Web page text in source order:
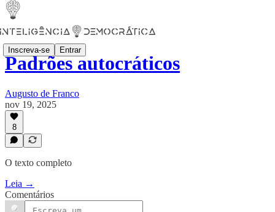
Inscreva-se Entrar
Padrões autocráticos
Augusto de Franco
nov 19, 2025
8
O texto completo
Leia →
Comentários